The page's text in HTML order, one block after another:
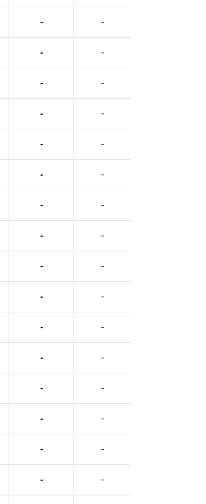
- -
- -
- -
- -
- -
- -
- -
- -
- -
- -
- -
- -
- -
- -
- -
- -